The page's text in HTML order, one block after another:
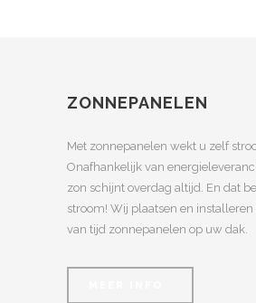
ZONNEPANELEN
Met zonnepanelen wekt u zelf
Onafhankelijk van
zon schijnt overdag altijd. En dat
stroom! Wij plaatsen en
van tijd zonnepanelen op uw dak.